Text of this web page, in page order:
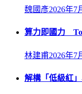
魏國彥2026年7
算力即國力
林建甫2026年7
解構「低級紅